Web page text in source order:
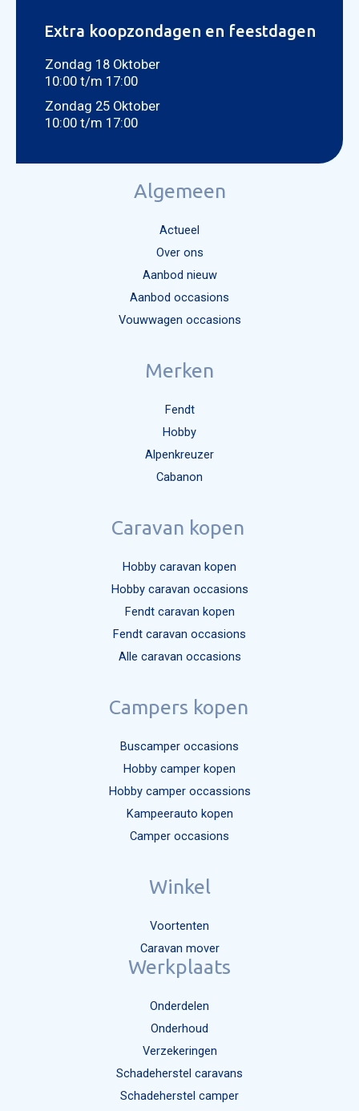
Extra koopzondagen en feestdagen
Zondag 18 Oktober
10:00 t/m 17:00
Zondag 25 Oktober
10:00 t/m 17:00
Algemeen
Actueel
Over ons
Aanbod nieuw
Aanbod occasions
Vouwwagen occasions
Merken
Fendt
Hobby
Alpenkreuzer
Cabanon
Caravan kopen
Hobby caravan kopen
Hobby caravan occasions
Fendt caravan kopen
Fendt caravan occasions
Alle caravan occasions
Campers kopen
Buscamper occasions
Hobby camper kopen
Hobby camper occassions
Kampeerauto kopen
Camper occasions
Winkel
Voortenten
Caravan mover
Werkplaats
Onderdelen
Onderhoud
Verzekeringen
Schadeherstel caravans
Schadeherstel camper